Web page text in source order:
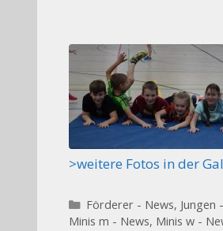
>weitere Fotos in der
Kategorien
Förderer - News, Jungen
Minis m - News, Minis w -